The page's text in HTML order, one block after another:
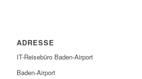
ADRESSE
IT-Reisebüro Baden-Airport
Baden-Airport